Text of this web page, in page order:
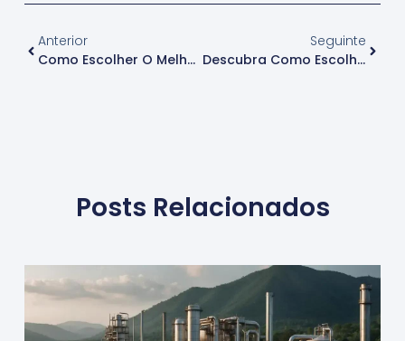
Anterior
Como Escolher O Melhor Distribuidor De Produtos Químicos
Seguinte
Descubra Como Escolher Um Distribuidor De Óleo De Palmiste
Posts Relacionados